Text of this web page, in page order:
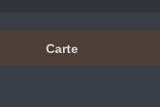
Carte